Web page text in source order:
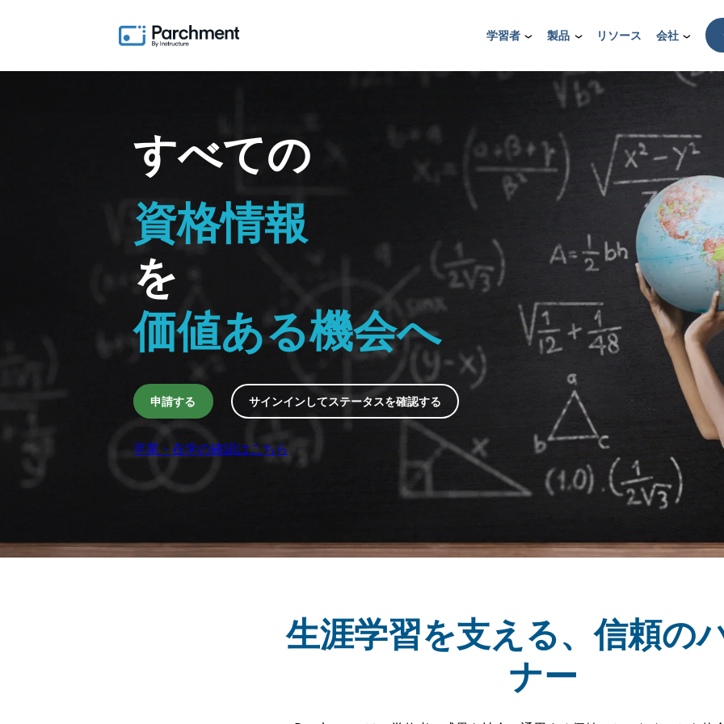
学習者 製品 リソース 会社
すべての
資格情報
を
価値ある機会へ
申請する サインインしてステータスを確認する
卒業・在学の確認はこちら
生涯学習を支える、信頼の
ナー